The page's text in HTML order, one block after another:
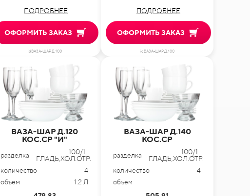
ПОДРОБНЕЕ
ОФОРМИТЬ ЗАКАЗ
idВАЗА-ШАР Д.100
ПОДРОБНЕЕ
ОФОРМИТЬ ЗАКАЗ
idВАЗА-ШАР Д.100
ВАЗА-ШАР Д.120
КОС.СР "И"
разделка
100/1-
ГЛАДЬ,ХОЛ.ОТР.
количество
4
объем
1.2 Л
ВАЗА-ШАР Д.140
КОС.СР
разделка
100/1-
ГЛАДЬ,ХОЛ.ОТР.
количество
4
объем